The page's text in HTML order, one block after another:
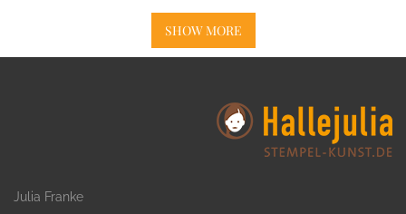
SHOW MORE
Julia Franke